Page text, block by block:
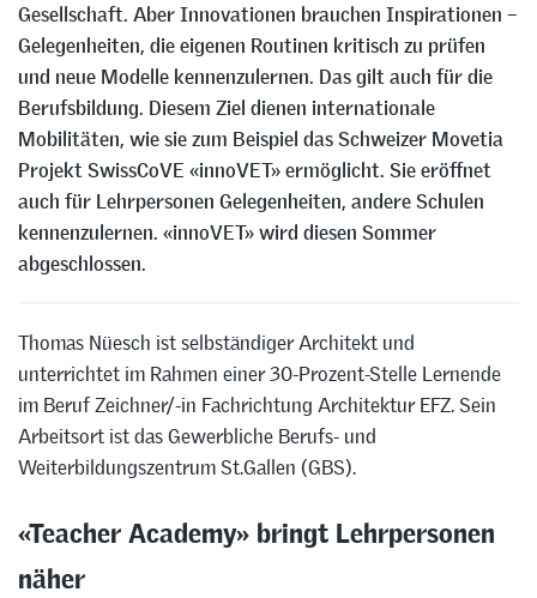
Gesellschaft. Aber Innovationen brauchen Inspirationen –
Gelegenheiten, die eigenen Routinen kritisch zu prüfen
und neue Modelle kennenzulernen. Das gilt auch für die
Berufsbildung. Diesem Ziel dienen internationale
Mobilitäten, wie sie zum Beispiel das Schweizer Movetia
Projekt SwissCoVE «innoVET» ermöglicht. Sie eröffnet
auch für Lehrpersonen Gelegenheiten, andere Schulen
kennenzulernen. «innoVET» wird diesen Sommer
abgeschlossen.
Thomas Nüesch ist selbständiger Architekt und
unterrichtet im Rahmen einer 30-Prozent-Stelle Lernende
im Beruf Zeichner/-in Fachrichtung Architektur EFZ. Sein
Arbeitsort ist das Gewerbliche Berufs- und
Weiterbildungszentrum St.Gallen (GBS).
«Teacher Academy» bringt Lehrpersonen
näher